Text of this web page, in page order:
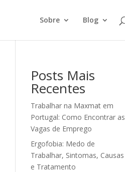
Sobre Blog
Posts Mais
Recentes
Trabalhar na Maxmat em
Portugal: Como Encontrar as
Vagas de Emprego
Ergofobia: Medo de
Trabalhar, Sintomas, Causas
e Tratamento